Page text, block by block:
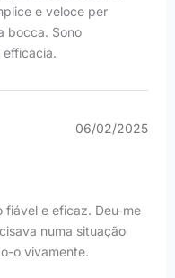
e veloce per
bocca. Sono
efficacia.
06/02/2025
fiável e eficaz. Deu-me
numa situação
o vivamente.